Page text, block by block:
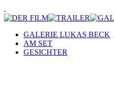
GALERIE LUKAS BECK
AM SET
GESICHTER